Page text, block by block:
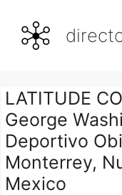
contenido
LATITUDE
George
Deportivo
Monterrey,
Mexico